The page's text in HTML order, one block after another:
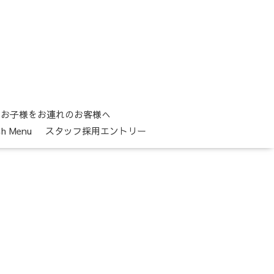
お子様をお連れのお客様へ
Menu スタッフ採用エントリー